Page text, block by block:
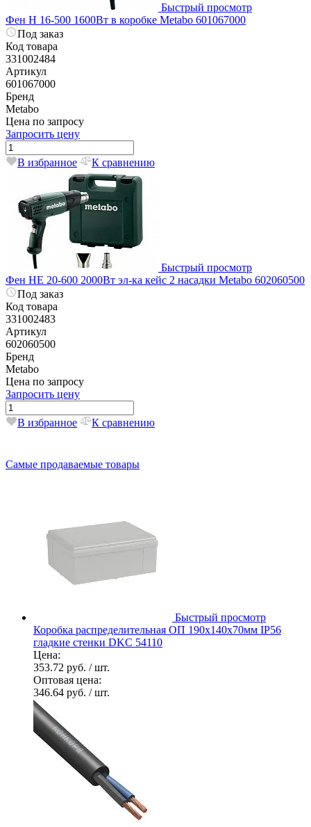
Быстрый просмотр
Фен H 16-500 1600Вт в коробке Metabo 601067000
Под заказ
Код товара
331002484
Артикул
601067000
Бренд
Metabo
Цена по запросу
Запросить цену
В избранное К сравнению
Быстрый просмотр
Фен HE 20-600 2000Вт эл-ка кейс 2 насадки Metabo 602060500
Под заказ
Код товара
331002483
Артикул
602060500
Бренд
Metabo
Цена по запросу
Запросить цену
В избранное К сравнению
Самые продаваемые товары
Быстрый просмотр
Коробка распределительная ОП 190х140х70мм IP56
гладкие стенки DKC 54110
Цена:
353.72 руб. / шт.
Оптовая цена:
346.64 руб. / шт.